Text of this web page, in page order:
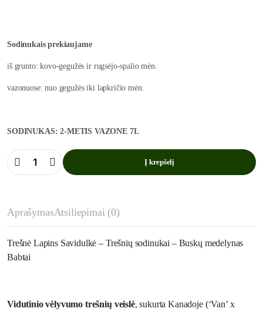
Sodinukais prekiaujame
iš grunto: kovo-gegužės ir rugsėjo-spalio mėn.
vazonuose: nuo gegužės iki lapkričio mėn.
SODINUKAS: 2-METIS VAZONE 7L
Trešnė
Lapins
Į krepšelį
AprašymasAtsiliepimai (0)
Trešnė Lapins Savidulkė – Trešnių sodinukai – Buskų medelynas
Babtai
Vidutinio vėlyvumo trešnių veislė, sukurta Kanadoje (‘Van’ x